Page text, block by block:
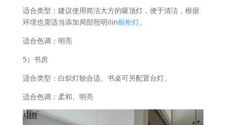
适合类型：建议使用简洁大方的吸顶灯，便于清洁，根据
环境也需适当添加局部照明ilin橱柜灯。
适合色调：明亮
5）书房
适合类型：白炽灯较合适。书桌可另配置台灯。
适合色调：柔和、明亮